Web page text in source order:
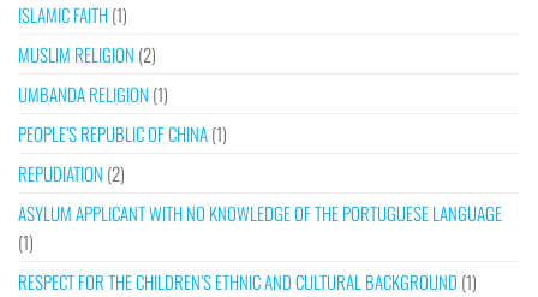
ISLAMIC FAITH(1)
MUSLIM RELIGION (2)
UMBANDA RELIGION (1)
PEOPLE’S REPUBLIC OF CHINA(1)
REPUDIATION (2)
ASYLUM APPLICANT WITH NO KNOWLEDGE OF THE PORTUGUESE LANGUAGE
(1)
RESPECT FOR THE CHILDREN’S ETHNIC AND CULTURAL BACKGROUND (1)